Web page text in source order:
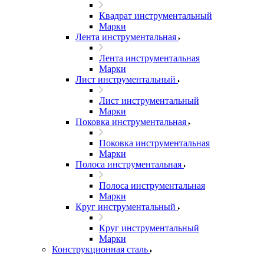
Квадрат инструментальный
Марки
Лента инструментальная
Лента инструментальная
Марки
Лист инструментальный
Лист инструментальный
Марки
Поковка инструментальная
Поковка инструментальная
Марки
Полоса инструментальная
Полоса инструментальная
Марки
Круг инструментальный
Круг инструментальный
Марки
Конструкционная сталь